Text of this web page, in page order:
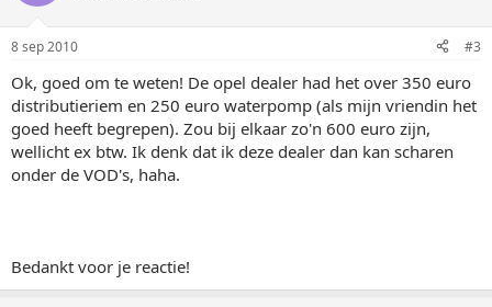
8 sep 2010 #3
Ok, goed om te weten! De opel dealer had het over 350 euro
distributieriem en 250 euro waterpomp (als mijn vriendin het
goed heeft begrepen). Zou bij elkaar zo'n 600 euro zijn,
wellicht ex btw. Ik denk dat ik deze dealer dan kan scharen
onder de VOD's, haha.
Bedankt voor je reactie!